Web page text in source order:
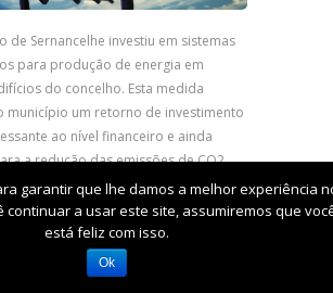
de Sernancelhe investiu em sistemas
para produção de energia em
do concelho. Esta medida
município um retorno de investimento
ao nível financeiro e ainda
a redução das emissões de CO2.
garantir que lhe damos a melhor experiência
continuar a usar este site, assumiremos que
está feliz com isso.
Ok